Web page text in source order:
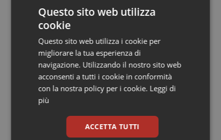
Quotidiano Cardiologia
Quotidiano Chirurgia
Quotidiano Oncologia
Quotidiano Pediatria
Rene & patologie urogenitali
Puglia. Unità di crisi sanitaria al lavoro,
e conti
Sarcomi. Studio italiano identifica un
meccanismo che rende alcuni tumori
resistenti alle terapie
Farmaci. Puglia, dal 3 agosto alert
informatico per segnalare l’esistenza
di un equivalente meno costoso
Questo sito web utilizza
cookie
Questo sito web utilizza i cookie per
migliorare la tua esperienza di
navigazione. Utilizzando il nostro sito web
acconsenti a tutti i cookie in conformità
con la nostra policy per i cookie. Leggi di
più
ACCETTA TUTTI